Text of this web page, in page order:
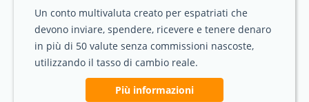
Un conto multivaluta creato per espatriati che
devono inviare, spendere, ricevere e tenere denaro
in più di 50 valute senza commissioni nascoste,
utilizzando il tasso di cambio reale.
Più informazioni